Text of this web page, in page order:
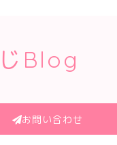
Blog
お問い合わせ